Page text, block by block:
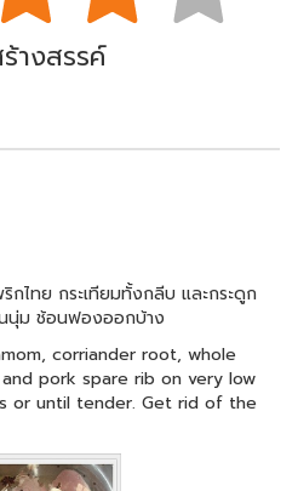
างสรรค์
กไทย กระเทียมทั้งกลีบ และกระดูก
นุ่ม ช้อนฟองออกบ้าง
corriander root, whole
pork spare rib on very low
or until tender. Get rid of the